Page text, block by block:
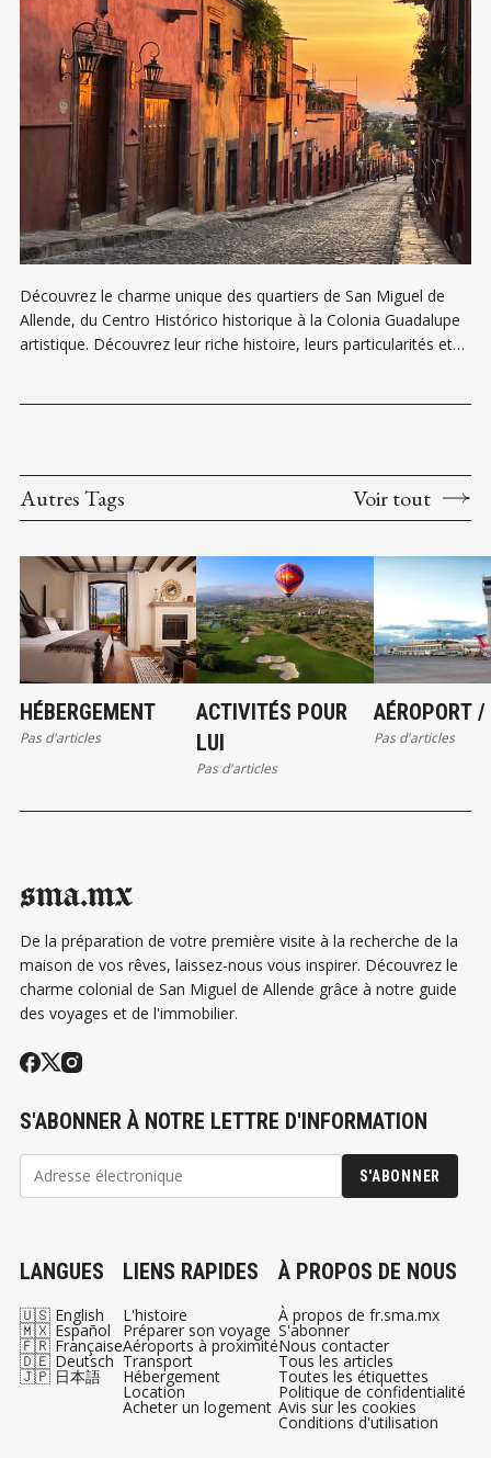
Découvrez le charme unique des quartiers de San Miguel de
Allende, du Centro Histórico historique à la Colonia Guadalupe
artistique. Découvrez leur riche histoire, leurs particularités et
Autres Tags Voir tout
HÉBERGEMENT
Pas d'articles
ACTIVITÉS POUR
LUI
Pas d'articles
AÉROPORT
Pas d'articles
sma.mx
De la préparation de votre première visite à la recherche de la
maison de vos rêves, laissez-nous vous inspirer. Découvrez le
charme colonial de San Miguel de Allende grâce à notre guide
des voyages et de l'immobilier.
S'ABONNER À NOTRE LETTRE D'INFORMATION
S'ABONNER
LANGUES
🇺🇸 English
🇲🇽 Español
🇫🇷 Française
🇩🇪 Deutsch
🇯🇵 日本語
LIENS RAPIDES
L'histoire
Préparer son voyage
Aéroports à proximité
Transport
Hébergement
Location
Acheter un logement
À PROPOS DE NOUS
À propos de fr.sma.mx
S'abonner
Nous contacter
Tous les articles
Toutes les étiquettes
Politique de confidentialité
Avis sur les cookies
Conditions d'utilisation